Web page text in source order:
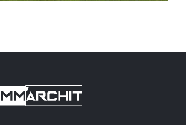
D’UN
« LIDL »